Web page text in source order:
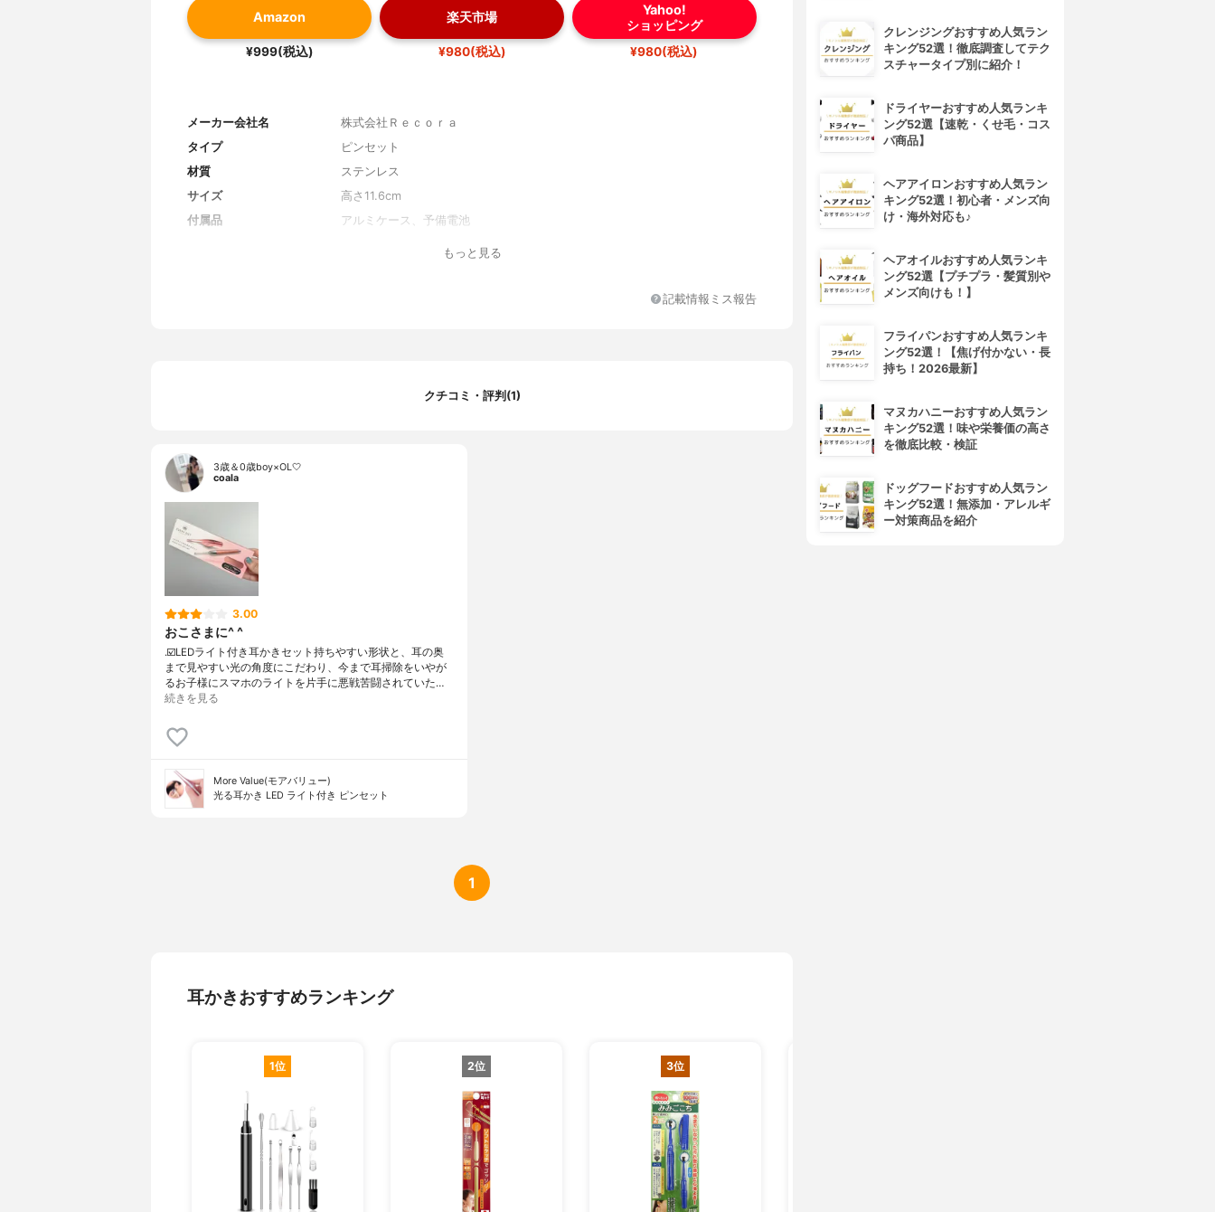
Amazon
¥999(税込)
楽天市場
¥980(税込)
Yahoo!
ショッピング
¥980(税込)
メーカー会社名
株式会社Ｒｅｃｏｒａ
タイプ
ピンセット
材質
ステンレス
サイズ
高さ11.6cm
付属品
アルミケース、予備電池
もっと見る
記載情報ミス報告
クチコミ・評判(1)
3歳＆0歳boy×OL🤍
coala
3.00
おこさまに^ ^
.☑️LEDライト付き耳かきセット持ちやすい形状と、耳の奥
まで見やすい光の角度にこだわり、今まで耳掃除をいやが
るお子様にスマホのライトを片手に悪戦苦闘されていた…
続きを見る
More Value(モアバリュー)
光る耳かき LED ライト付き ピンセット
1
耳かきおすすめランキング
1位 2位 3位
クレンジングおすすめ人気ラン
キング52選！徹底調査してテク
スチャータイプ別に紹介！
ドライヤーおすすめ人気ランキ
ング52選【速乾・くせ毛・コス
パ商品】
ヘアアイロンおすすめ人気ラン
キング52選！初心者・メンズ向
け・海外対応も♪
ヘアオイルおすすめ人気ランキ
ング52選【プチプラ・髪質別や
メンズ向けも！】
フライパンおすすめ人気ランキ
ング52選！【焦げ付かない・長
持ち！2026最新】
マヌカハニーおすすめ人気ラン
キング52選！味や栄養価の高さ
を徹底比較・検証
ドッグフードおすすめ人気ラン
キング52選！無添加・アレルギ
ー対策商品を紹介